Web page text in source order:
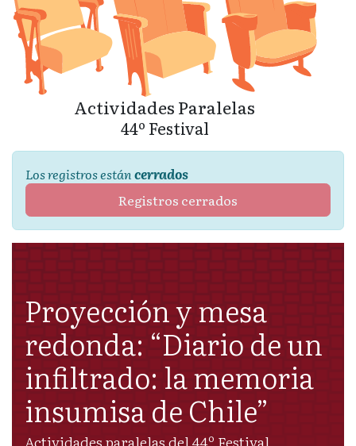
Actividades Paralelas
44º Festival
Los registros estáncerrados
Registros cerrados
Proyección y mesa
redonda: “Diario de un
infiltrado: la memoria
insumisa de Chile”
Actividades paralelas del 44º Festival